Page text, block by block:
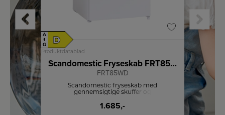
A
↑
G
D
Produktdatablad
Scandomestic Fryseskab FRT85WD
FRT85WD
Scandomestic fryseskab med
gennemsigtige skuffer og
1.685,-